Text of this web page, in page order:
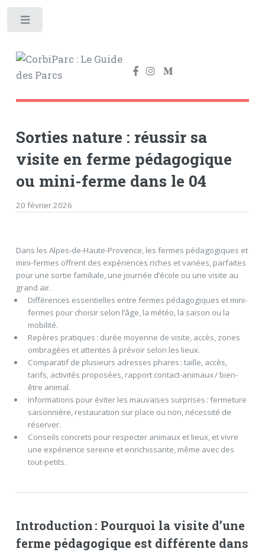
Sorties nature : réussir sa
visite en ferme pédagogique
ou mini-ferme dans le 04
20 février 2026
Dans les Alpes-de-Haute-Provence, les fermes pédagogiques et
mini-fermes offrent des expériences riches et variées, parfaites
pour une sortie familiale, une journée d’école ou une visite au
grand air.
Différences essentielles entre fermes pédagogiques et mini-
fermes pour choisir selon l’âge, la météo, la saison ou la
mobilité.
Repères pratiques : durée moyenne de visite, accès, zones
ombragées et attentes à prévoir selon les lieux.
Comparatif de plusieurs adresses phares : taille, accès,
tarifs, activités proposées, rapport contact-animaux / bien-
être animal.
Informations pour éviter les mauvaises surprises : fermeture
saisonnière, restauration sur place ou non, nécessité de
réserver.
Conseils concrets pour respecter animaux et lieux, et vivre
une expérience sereine et enrichissante, même avec des
tout-petits.
Introduction : Pourquoi la visite d’une
ferme pédagogique est différente dans